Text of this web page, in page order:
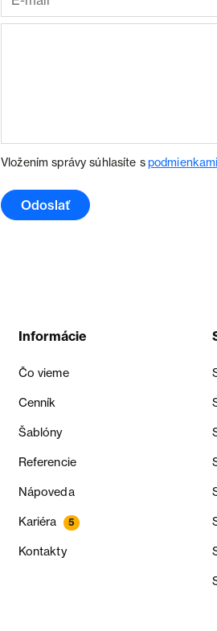
Vložením správy súhlasíte s
Odoslať
Informácie
Čo vieme
Cenník
Šablóny
Referencie
Nápoveda
Kariéra 5
Kontakty